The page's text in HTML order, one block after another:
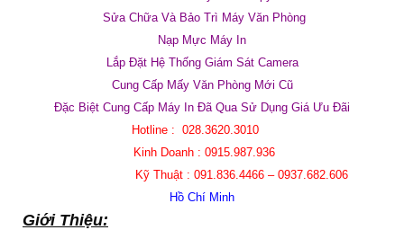
Sửa Chữa Và Bảo Trì Máy Văn Phòng
Nạp Mực Máy In
Lắp Đặt Hệ Thống Giám Sát Camera
Cung Cấp Mấy Văn Phòng Mới Cũ
Đặc Biệt Cung Cấp Máy In Đã Qua Sử Dụng Giá Ưu Đãi
Hotline : 028.3620.3010
Kinh Doanh : 0915.987.936
Kỹ Thuật : 091.836.4466 – 0937.682.606
Hồ Chí Minh
Giới Thiệu: